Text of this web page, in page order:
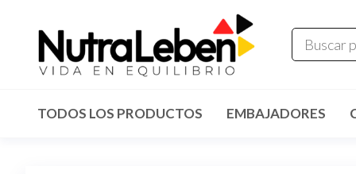
contenido
TODOS LOS PRODUCTOS EMBAJADORES